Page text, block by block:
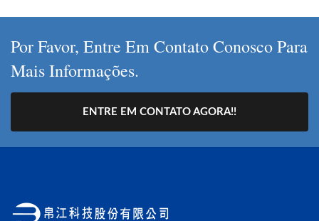
Por Favor, Entre Em Contato Conosco Para
Mais Informações.
ENTRE EM CONTATO AGORA!!